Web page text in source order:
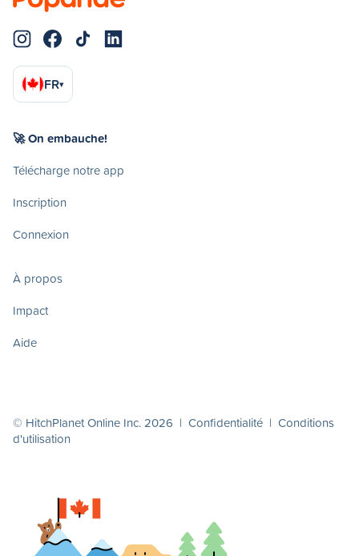
FR▾
🚀 On embauche!
Télécharge notre app
Inscription
Connexion
À propos
Impact
Aide
© HitchPlanet Online Inc. 2026 | Confidentialité | Conditions
d'utilisation